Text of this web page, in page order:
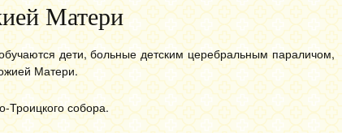
Матери
дети, больные детским церебральным параличом,
Матери.
Троицкого собора.